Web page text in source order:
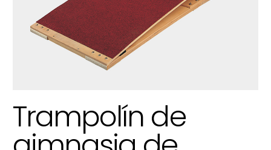
Trampolín de